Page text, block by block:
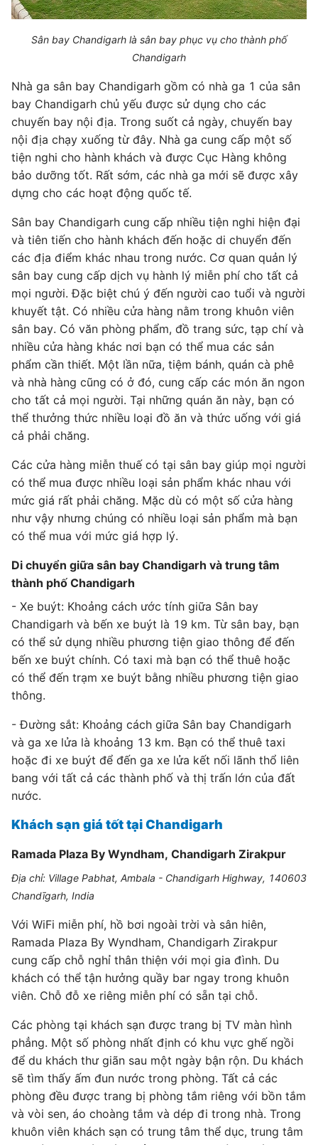
Sân bay Chandigarh là sân bay phục vụ cho thành phố
Chandigarh
Nhà ga sân bay Chandigarh gồm có nhà ga 1 của sân
bay Chandigarh chủ yếu được sử dụng cho các
chuyến bay nội địa. Trong suốt cả ngày, chuyến bay
nội địa chạy xuống từ đây. Nhà ga cung cấp một số
tiện nghi cho hành khách và được Cục Hàng không
bảo dưỡng tốt. Rất sớm, các nhà ga mới sẽ được xây
dựng cho các hoạt động quốc tế.
Sân bay Chandigarh cung cấp nhiều tiện nghi hiện đại
và tiên tiến cho hành khách đến hoặc di chuyển đến
các địa điểm khác nhau trong nước. Cơ quan quản lý
sân bay cung cấp dịch vụ hành lý miễn phí cho tất cả
mọi người. Đặc biệt chú ý đến người cao tuổi và người
khuyết tật. Có nhiều cửa hàng nằm trong khuôn viên
sân bay. Có văn phòng phẩm, đồ trang sức, tạp chí và
nhiều cửa hàng khác nơi bạn có thể mua các sản
phẩm cần thiết. Một lần nữa, tiệm bánh, quán cà phê
và nhà hàng cũng có ở đó, cung cấp các món ăn ngon
cho tất cả mọi người. Tại những quán ăn này, bạn có
thể thưởng thức nhiều loại đồ ăn và thức uống với giá
cả phải chăng.
Các cửa hàng miễn thuế có tại sân bay giúp mọi người
có thể mua được nhiều loại sản phẩm khác nhau với
mức giá rất phải chăng. Mặc dù có một số cửa hàng
như vậy nhưng chúng có nhiều loại sản phẩm mà bạn
có thể mua với mức giá hợp lý.
Di chuyển giữa sân bay Chandigarh và trung tâm
thành phố Chandigarh
- Xe buýt: Khoảng cách ước tính giữa Sân bay
Chandigarh và bến xe buýt là 19 km. Từ sân bay, bạn
có thể sử dụng nhiều phương tiện giao thông để đến
bến xe buýt chính. Có taxi mà bạn có thể thuê hoặc
có thể đến trạm xe buýt bằng nhiều phương tiện giao
thông.
- Đường sắt: Khoảng cách giữa Sân bay Chandigarh
và ga xe lửa là khoảng 13 km. Bạn có thể thuê taxi
hoặc đi xe buýt để đến ga xe lửa kết nối lãnh thổ liên
bang với tất cả các thành phố và thị trấn lớn của đất
nước.
Khách sạn giá tốt tại Chandigarh
Ramada Plaza By Wyndham, Chandigarh Zirakpur
Địa chỉ: Village Pabhat, Ambala - Chandigarh Highway, 140603
Chandīgarh, India
Với WiFi miễn phí, hồ bơi ngoài trời và sân hiên,
Ramada Plaza By Wyndham, Chandigarh Zirakpur
cung cấp chỗ nghỉ thân thiện với mọi gia đình. Du
khách có thể tận hưởng quầy bar ngay trong khuôn
viên. Chỗ đỗ xe riêng miễn phí có sẵn tại chỗ.
Các phòng tại khách sạn được trang bị TV màn hình
phẳng. Một số phòng nhất định có khu vực ghế ngồi
để du khách thư giãn sau một ngày bận rộn. Du khách
sẽ tìm thấy ấm đun nước trong phòng. Tất cả các
phòng đều được trang bị phòng tắm riêng với bồn tắm
và vòi sen, áo choàng tắm và dép đi trong nhà. Trong
khuôn viên khách sạn có trung tâm thể dục, trung tâm